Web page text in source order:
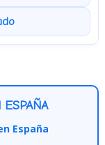
España